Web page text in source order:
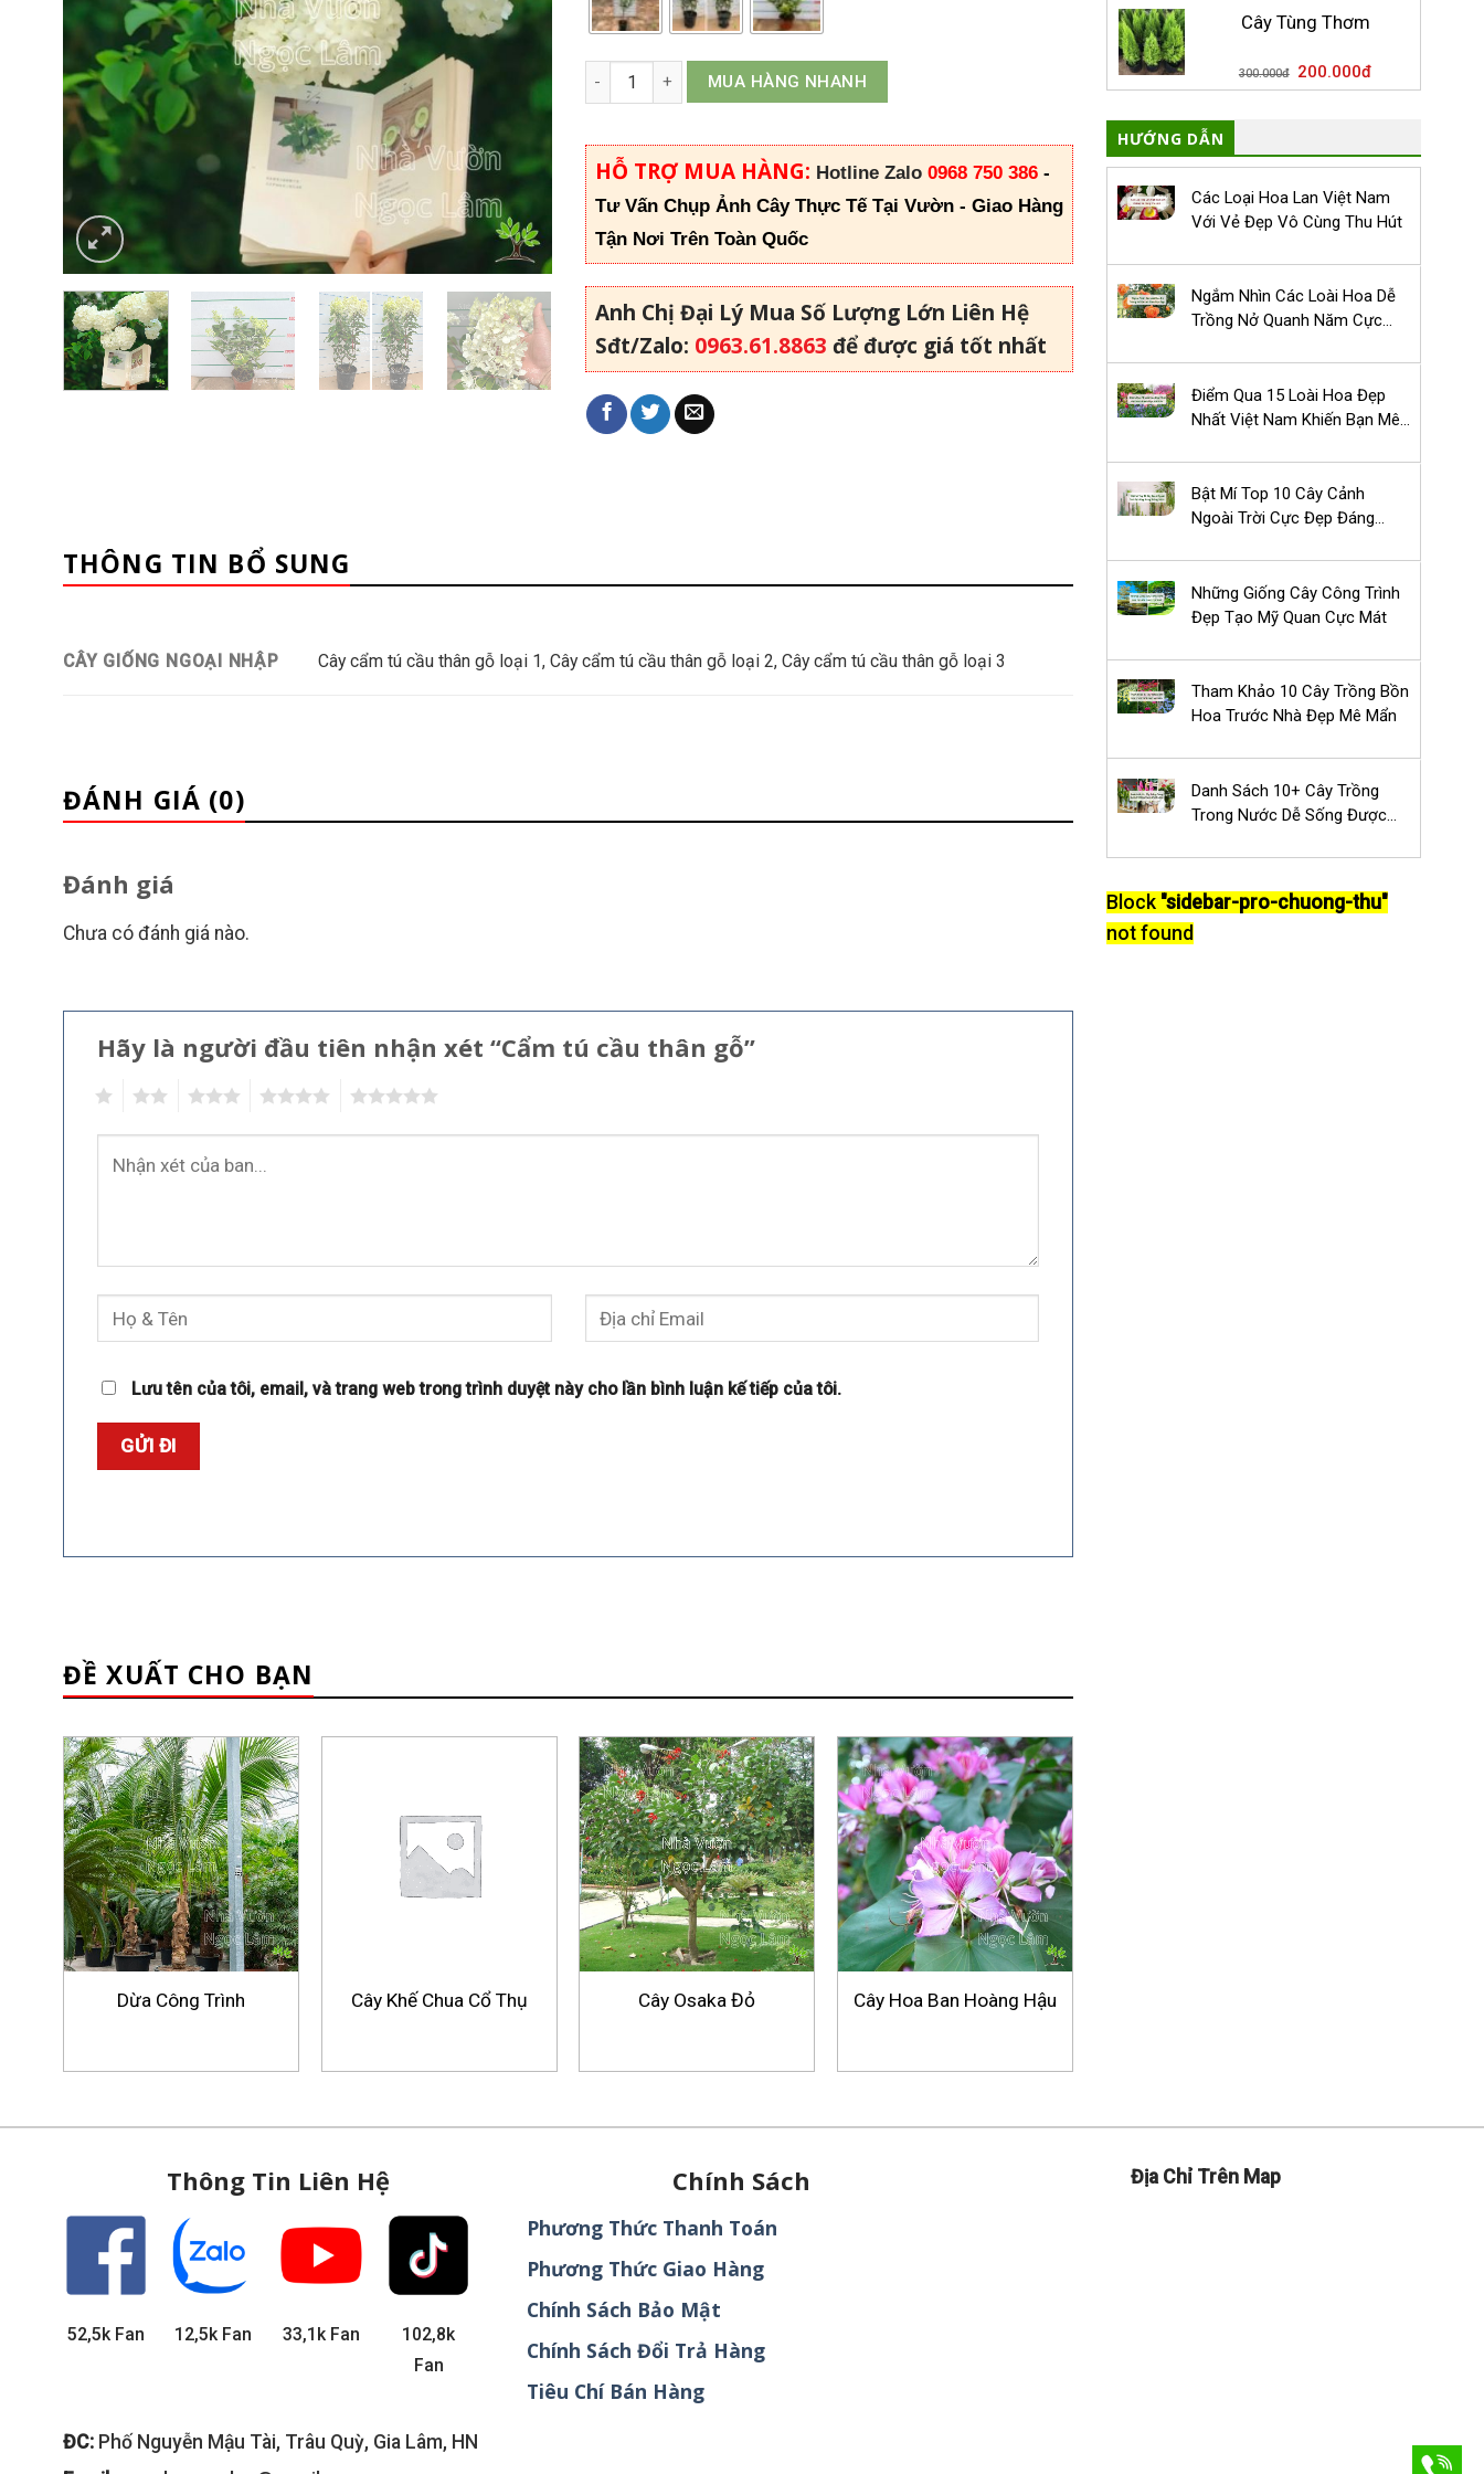
Cẩm tú cầu thân gỗ số lượng
MUA HÀNG NHANH
HỖ TRỢ MUA HÀNG: Hotline Zalo 0968 750 386 -
Tư Vấn Chụp Ảnh Cây Thực Tế Tại Vườn - Giao Hàng
Tận Nơi Trên Toàn Quốc
Anh Chị Đại Lý Mua Số Lượng Lớn Liên Hệ
Sđt/Zalo: 0963.61.8863 để được giá tốt nhất
THÔNG TIN BỔ SUNG
CÂY GIỐNG NGOẠI NHẬP Cây cẩm tú cầu thân gỗ loại 1, Cây cẩm tú cầu thân gỗ loại 2, Cây cẩm tú cầu thân gỗ loại 3
ĐÁNH GIÁ (0)
Đánh giá
Chưa có đánh giá nào.
Hãy là người đầu tiên nhận xét “Cẩm tú cầu thân gỗ”
Lưu tên của tôi, email, và trang web trong trình duyệt này cho lần bình luận kế tiếp của tôi.
ĐỀ XUẤT CHO BẠN
Dừa Công Trình Cây Khế Chua Cổ Thụ Cây Osaka Đỏ Cây Hoa Ban Hoàng Hậu
Cây Tùng Thơm
300.000đ 200.000đ
HƯỚNG DẪN
Các Loại Hoa Lan Việt Nam
Với Vẻ Đẹp Vô Cùng Thu Hút
Ngắm Nhìn Các Loài Hoa Dễ
Trồng Nở Quanh Năm Cực
Điểm Qua 15 Loài Hoa Đẹp
Nhất Việt Nam Khiến Bạn Mê
Bật Mí Top 10 Cây Cảnh
Ngoài Trời Cực Đẹp Đáng
Những Giống Cây Công Trình
Đẹp Tạo Mỹ Quan Cực Mát
Tham Khảo 10 Cây Trồng Bồn
Hoa Trước Nhà Đẹp Mê Mẩn
Danh Sách 10+ Cây Trồng
Trong Nước Dễ Sống Được
Block "sidebar-pro-chuong-thu"
not found
Thông Tin Liên Hệ
52,5k Fan 12,5k Fan 33,1k Fan
102,8k
Fan
ĐC: Phố Nguyễn Mậu Tài, Trâu Quỳ, Gia Lâm, HN
Chính Sách
Phương Thức Thanh Toán
Phương Thức Giao Hàng
Chính Sách Bảo Mật
Chính Sách Đổi Trả Hàng
Tiêu Chí Bán Hàng
Địa Chỉ Trên Map